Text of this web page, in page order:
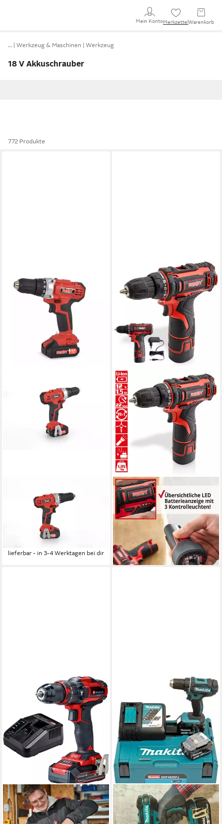
Mein KontoMerkzettel Warenkorb
… Werkzeug & Maschinen Werkzeug
18 V Akkuschrauber
772 Produkte
Akku-Bohrschrauber 1215 mit
12V/1,5Ah Akku und
Ladegerät, 220-240 V, max.
1350 U/min
lieferbar - in 3-4 Werktagen bei dir
HECHT
Akku-Schrauber 1242 mit
12V/1,5Ah Akku und
Ladegerät, 22 Nm,
Rechts-/Linkslauf
54,99 €
lieferbar - in 3-4 Werktagen bei dir